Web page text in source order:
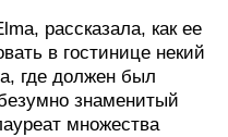
рассказала, как ее
в гостинице некий
где должен был
знаменитый
множества